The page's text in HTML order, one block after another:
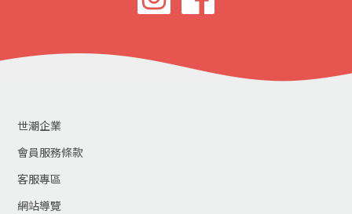
世潮企業
會員服務條款
客服專區
網站導覽